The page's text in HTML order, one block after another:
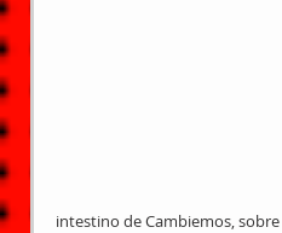
intestino de Cambiemos,